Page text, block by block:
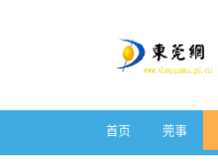
首页 莞事